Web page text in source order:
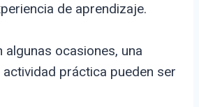
de aprendizaje.
algunas ocasiones, una
práctica pueden ser